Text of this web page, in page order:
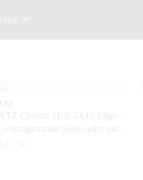
XTZ
XTZ Cinema SUB 2X12 Edge –
Leistungsstarker Subwoofer mit